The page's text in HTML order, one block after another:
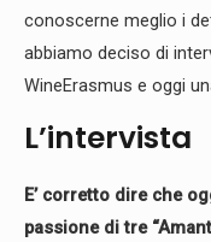
conoscerne meglio i
abbiamo deciso di
WineErasmus e oggi
L’intervista
E’ corretto dire che
passione di tre